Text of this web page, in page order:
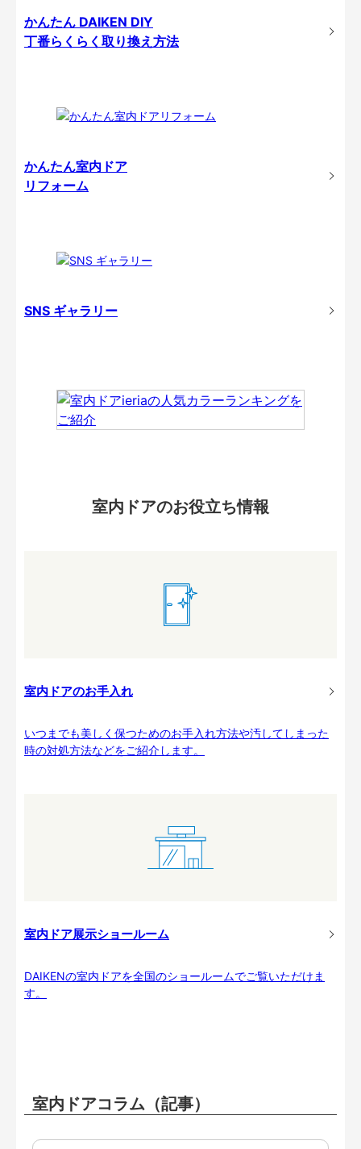
かんたん DAIKEN DIY
丁番らくらく取り換え方法
かんたん室内ドア
リフォーム
SNS ギャラリー
室内ドアのお役立ち情報
室内ドアのお手入れ
いつまでも美しく保つためのお手入れ方法や汚してしまった
時の対処方法などをご紹介します。
室内ドア展示ショールーム
DAIKENの室内ドアを全国のショールームでご覧いただけま
す。
室内ドアコラム（記事）